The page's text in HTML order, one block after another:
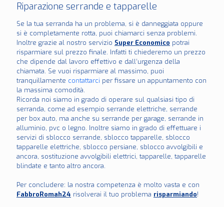
Riparazione serrande e tapparelle
Se la tua serranda ha un problema, si è danneggiata oppure
si è completamente rotta, puoi chiamarci senza problemi.
Inoltre grazie al nostro servizio Super Economico potrai
risparmiare sul prezzo finale. Infatti ti chiederemo un prezzo
che dipende dal lavoro effettivo e dall’urgenza della
chiamata. Se vuoi risparmiare al massimo, puoi
tranquillamente contattarci per fissare un appuntamento con
la massima comodità.
Ricorda noi siamo in grado di operare sul qualsiasi tipo di
serranda, come ad esempio serrande elettriche, serrande
per box auto, ma anche su serrande per garage, serrande in
alluminio, pvc o legno. Inoltre siamo in grado di effettuare i
servizi di sblocco serrande, sblocco tapparelle, sblocco
tapparelle elettriche, sblocco persiane, sblocco avvolgibili e
ancora, sostituzione avvolgibili elettrici, tapparelle, tapparelle
blindate e tanto altro ancora.
Per concludere: la nostra competenza è molto vasta e con
FabbroRomah24 risolverai il tuo problema risparmiando!